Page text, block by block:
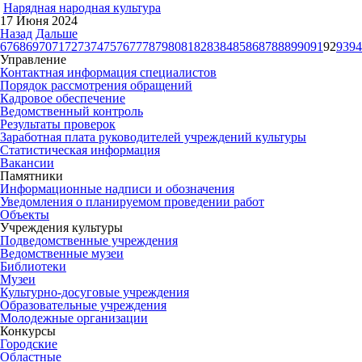
Нарядная народная культура
17 Июня 2024
Назад Дальше
6768697071 7273747576777879808182838485868788899091929394
Управление
Контактная информация специалистов
Порядок рассмотрения обращений
Кадровое обеспечение
Ведомственный контроль
Результаты проверок
Заработная плата руководителей учреждений культуры
Статистическая информация
Вакансии
Памятники
Информационные надписи и обозначения
Уведомления о планируемом проведении работ
Объекты
Учреждения культуры
Подведомственные учреждения
Ведомственные музеи
Библиотеки
Музеи
Культурно-досуговые учреждения
Образовательные учреждения
Молодежные организации
Конкурсы
Городские
Областные